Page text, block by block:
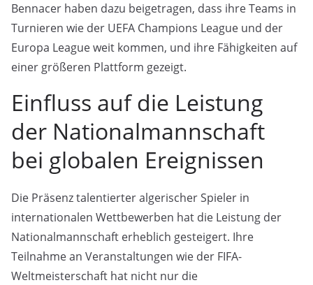
Bennacer haben dazu beigetragen, dass ihre Teams in
Turnieren wie der UEFA Champions League und der
Europa League weit kommen, und ihre Fähigkeiten auf
einer größeren Plattform gezeigt.
Einfluss auf die Leistung
der Nationalmannschaft
bei globalen Ereignissen
Die Präsenz talentierter algerischer Spieler in
internationalen Wettbewerben hat die Leistung der
Nationalmannschaft erheblich gesteigert. Ihre
Teilnahme an Veranstaltungen wie der FIFA-
Weltmeisterschaft hat nicht nur die